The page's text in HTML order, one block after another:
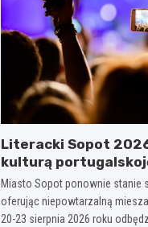
Literacki Sopot
kulturą
Miasto Sopot ponownie stanie
oferując niepowtarzalną
20-23 sierpnia 2026 roku